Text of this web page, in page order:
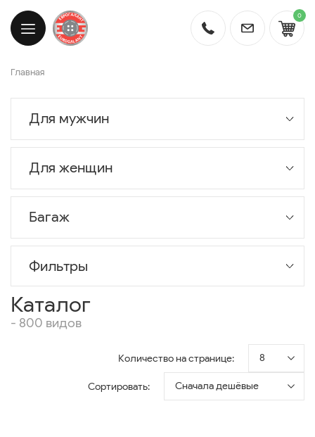
0
Главная
Для мужчин
Для женщин
Багаж
Фильтры
Каталог
- 800 видов
Количество на странице: 8
Сортировать: Сначала дешёвые